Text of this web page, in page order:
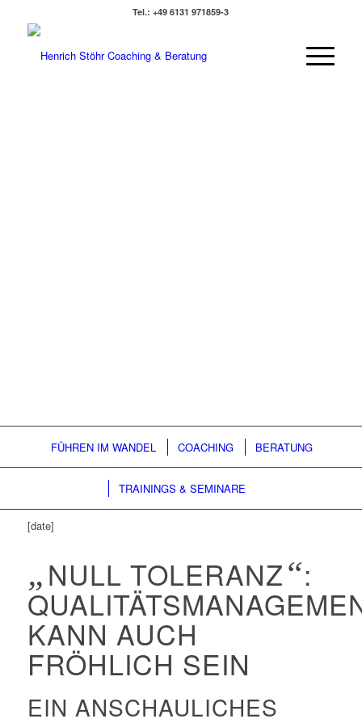
Tel.: +49 6131 971859-3
FÜHREN IM WANDEL COACHING BERATUNG
TRAININGS & SEMINARE
[date]
„NULL TOLERANZ“:
KANN AUCH
FRÖHLICH SEIN
EIN ANSCHAULICHES